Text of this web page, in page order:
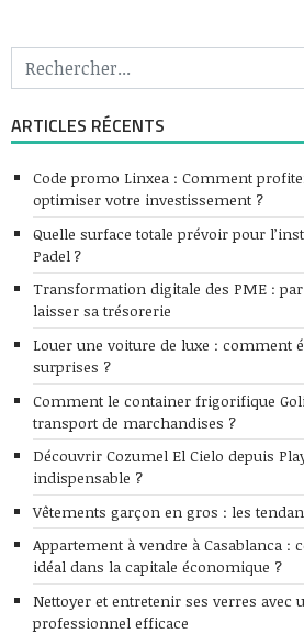
ARTICLES RÉCENTS
Code promo Linxea : Comment
optimiser votre investissement ?
Quelle surface totale prévoir pour
Padel ?
Transformation digitale des PME :
laisser sa trésorerie
Louer une voiture de luxe : comment
surprises ?
Comment le container frigorifique
transport de marchandises ?
Découvrir Cozumel El Cielo depuis
indispensable ?
Vêtements garçon en gros : les
Appartement à vendre à Casablanca
idéal dans la capitale économique ?
Nettoyer et entretenir ses verres avec
professionnel efficace